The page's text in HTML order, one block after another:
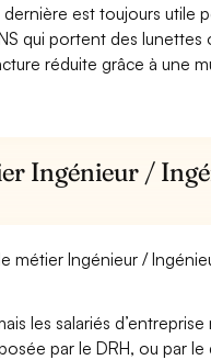
est toujours utile
qui portent des lunettes
réduite grâce à une
Ingénieur /
métier Ingénieur /
les salariés
par le DRH, ou par le